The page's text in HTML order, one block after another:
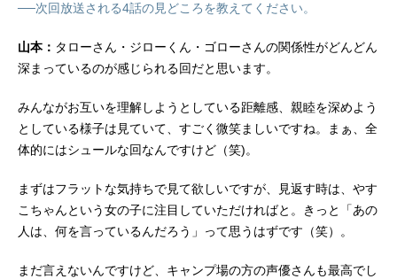
──次回放送される4話の見どころを教えてください。
山本： タローさん・ジローくん・ゴローさんの関係性がどんどん
深まっているのが感じられる回だと思います。
みんながお互いを理解しようとしている距離感、親睦を深めよう
としている様子は見ていて、すごく微笑ましいですね。まぁ、全
体的にはシュールな回なんですけど（笑)。
まずはフラットな気持ちで見て欲しいですが、見返す時は、やす
こちゃんという女の子に注目していただければと。きっと「あの
人は、何を言っているんだろう」って思うはずです（笑）。
まだ言えないんですけど、キャンプ場の方の声優さんも最高でし